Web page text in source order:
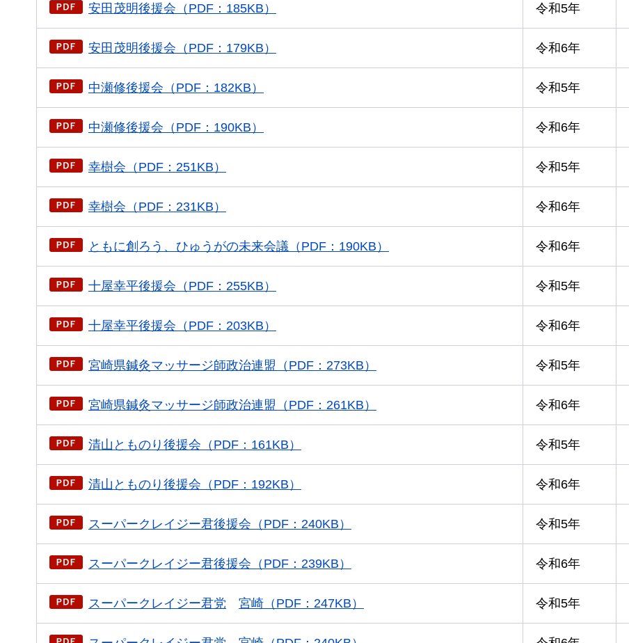
安田茂明後援会（PDF：185KB） 令和5年
安田茂明後援会（PDF：179KB） 令和6年
中瀬修後援会（PDF：182KB） 令和5年
中瀬修後援会（PDF：190KB） 令和6年
幸樹会（PDF：251KB） 令和5年
幸樹会（PDF：231KB） 令和6年
ともに創ろう、ひゅうがの未来会議（PDF：190KB） 令和6年
十屋幸平後援会（PDF：255KB） 令和5年
十屋幸平後援会（PDF：203KB） 令和6年
宮崎県鍼灸マッサージ師政治連盟（PDF：273KB） 令和5年
宮崎県鍼灸マッサージ師政治連盟（PDF：261KB） 令和6年
清山とものり後援会（PDF：161KB） 令和5年
清山とものり後援会（PDF：192KB） 令和6年
スーパークレイジー君後援会（PDF：240KB） 令和5年
スーパークレイジー君後援会（PDF：239KB） 令和6年
スーパークレイジー君党 宮崎 （PDF：247KB） 令和5年